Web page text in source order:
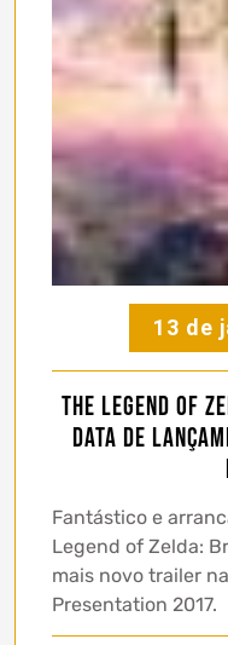
13 de
The Legend of
data de
Fantástico e
Legend of Zelda:
mais novo trailer
Presentation 2017.